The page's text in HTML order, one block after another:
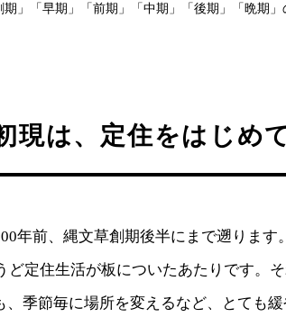
」「早期」「前期」「中期」「後期」「晩期」
現は、定住をはじめ
年前、縄文草創期後半にまで遡ります
ど定住生活が板についたあたりです。
季節毎に場所を変えるなど、とても